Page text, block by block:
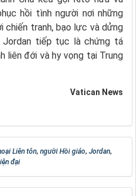
hồi tình người nơi những
chiến tranh, bạo lực và dửng
Jordan tiếp tục là chứng tá
liên đới và hy vọng tại Trung
Vatican News
Liên tôn, người Hồi giáo, Jordan,
đại